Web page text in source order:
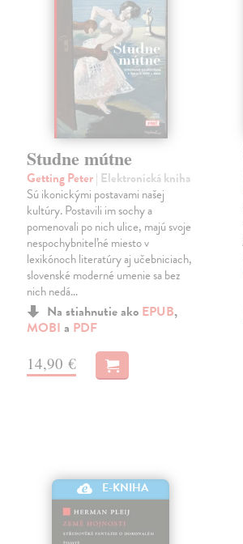
Studne mútne
Getting Peter| Elektronická kniha
Sú ikonickými postavami našej
kultúry. Postavili im sochy a
pomenovali po nich ulice, majú svoje
nespochybniteľné miesto v
lexikónoch literatúry aj učebniciach,
slovenské moderné umenie sa bez
nich nedá…
Na stiahnutie ako EPUB,
MOBI a PDF
14,90 €
E-KNIHA